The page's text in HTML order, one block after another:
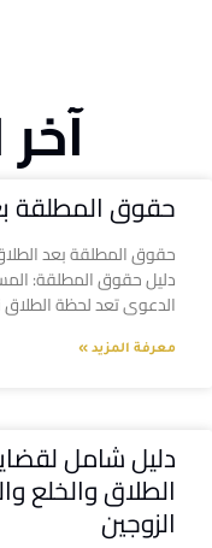
حقوق المطلقة
حقوق المطلقة بعد الطلاق
دليل حقوق المطلقة:
الدعوى تعد لحظة
معرفة المزيد »
دليل شامل
الطلاق والخلع
الزوجين